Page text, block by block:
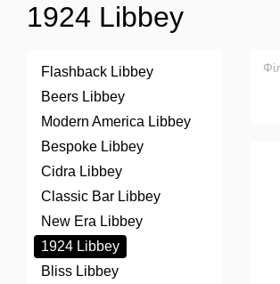
1924 Libbey
Flashback Libbey
Beers Libbey
Modern America Libbey
Bespoke Libbey
Cidra Libbey
Classic Bar Libbey
New Era Libbey
1924 Libbey
Bliss Libbey